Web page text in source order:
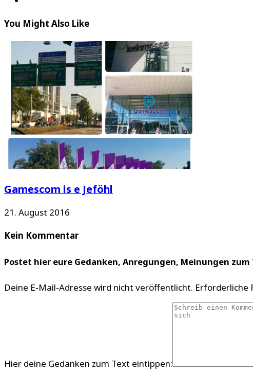
You Might Also Like
Gamescom is e Jeföhl
21. August 2016
Kein Kommentar
Postet hier eure Gedanken, Anregungen, Meinungen zum
Deine E-Mail-Adresse wird nicht veröffentlicht. Erforderliche
Hier deine Gedanken zum Text eintippen: